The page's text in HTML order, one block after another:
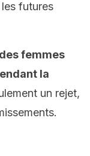
futures
femmes
la
un rejet,